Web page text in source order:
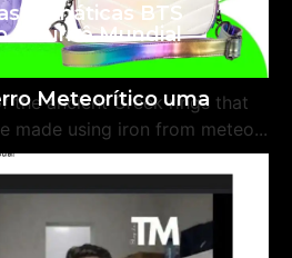
Temáticas BTS
à Turnê Mundial
Podem Ter Sido
Meteorítico uma